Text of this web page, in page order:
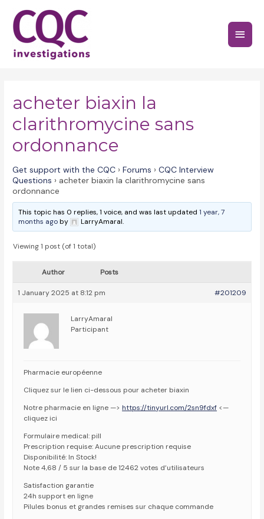
content
Main
acheter biaxin la
clarithromycine sans
ordonnance
Get support with the CQC › Forums › CQC Interview
Questions › acheter biaxin la clarithromycine sans
ordonnance
This topic has 0 replies, 1 voice, and was last updated1 year, 7
months agoby LarryAmaral.
Viewing 1 post (of 1 total)
Author Posts
1 January 2025 at 8:12 pm #201209
LarryAmaral
Participant
Pharmacie européenne
Cliquez sur le lien ci-dessous pour acheter biaxin
Notre pharmacie en ligne —>https://tinyurl.com/2sn9fdxf <—
cliquez ici
Formulaire medical: pill
Prescription requise: Aucune prescription requise
Disponibilité: In Stock!
Note 4,68 / 5 sur la base de 12462 votes d’utilisateurs
Satisfaction garantie
24h support en ligne
Pilules bonus et grandes remises sur chaque commande